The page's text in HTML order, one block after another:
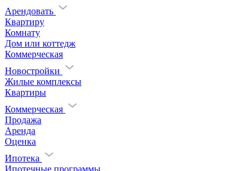
Арендовать
Квартиру
Комнату
Дом или коттедж
Коммерческая
Новостройки
Жилые комплексы
Квартиры
Коммерческая
Продажа
Аренда
Оценка
Ипотека
Ипотечные программы